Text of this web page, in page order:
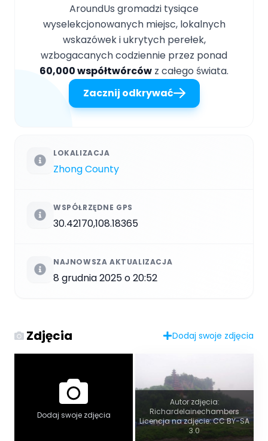
AroundUs gromadzi tysiące
wyselekcjonowanych miejsc, lokalnych
wskazówek i ukrytych perełek,
wzbogacanych codziennie przez ponad
60,000 współtwórców z całego świata.
Zacznij odkrywać
LOKALIZACJA
Zhong County
WSPÓŁRZĘDNE GPS
30.42170,108.18365
NAJNOWSZA AKTUALIZACJA
8 grudnia 2025 o 20:52
Zdjęcia Dodaj swoje zdjęcia
Dodaj swoje zdjęcia
Autor zdjęcia:
Richardelainechambers
Licencja na zdjęcie: CC BY-SA
3.0